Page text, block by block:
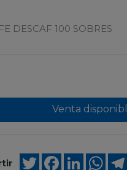
DESCAF 100 SOBRES
Venta
TwitterFacebookLinkedIn